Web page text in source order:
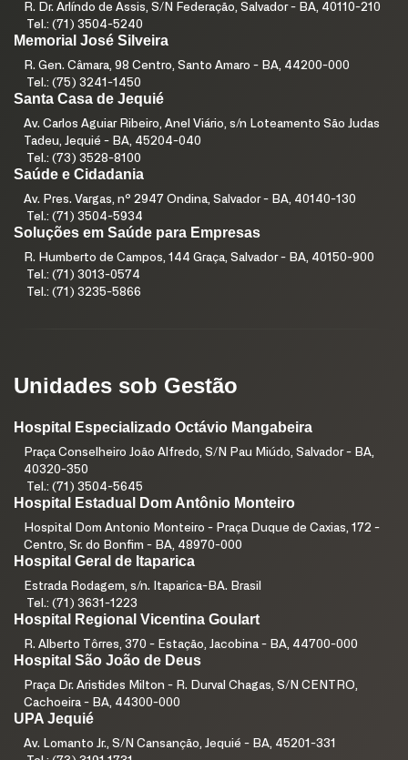
R. Dr. Arlíndo de Assis, S/N Federação, Salvador - BA, 40110-210
Tel.: (71) 3504-5240
Memorial José Silveira
R. Gen. Câmara, 98 Centro, Santo Amaro - BA, 44200-000
Tel.: (75) 3241-1450
Santa Casa de Jequié
Av. Carlos Aguiar Ribeiro, Anel Viário, s/n Loteamento São Judas
Tadeu, Jequié - BA, 45204-040
Tel.: (73) 3528-8100
Saúde e Cidadania
Av. Pres. Vargas, nº 2947 Ondina, Salvador - BA, 40140-130
Tel.: (71) 3504-5934
Soluções em Saúde para Empresas
R. Humberto de Campos, 144 Graça, Salvador - BA, 40150-900
Tel.: (71) 3013-0574
Tel.: (71) 3235-5866
Unidades sob Gestão
Hospital Especializado Octávio Mangabeira
Praça Conselheiro João Alfredo, S/N Pau Miúdo, Salvador - BA,
40320-350
Tel.: (71) 3504-5645
Hospital Estadual Dom Antônio Monteiro
Hospital Dom Antonio Monteiro - Praça Duque de Caxias, 172 -
Centro, Sr. do Bonfim - BA, 48970-000
Hospital Geral de Itaparica
Estrada Rodagem, s/n. Itaparica-BA. Brasil
Tel.: (71) 3631-1223
Hospital Regional Vicentina Goulart
R. Alberto Tôrres, 370 - Estação, Jacobina - BA, 44700-000
Hospital São João de Deus
Praça Dr. Aristides Milton - R. Durval Chagas, S/N CENTRO,
Cachoeira - BA, 44300-000
UPA Jequié
Av. Lomanto Jr., S/N Cansanção, Jequié - BA, 45201-331